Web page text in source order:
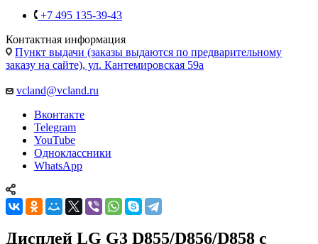
vcland@vcland.ru
Вконтакте
Telegram
YouTube
WhatsApp
Дисплей LG G3 D855/D856/D858 с
тачскрином (белый)
Главная
Каталог